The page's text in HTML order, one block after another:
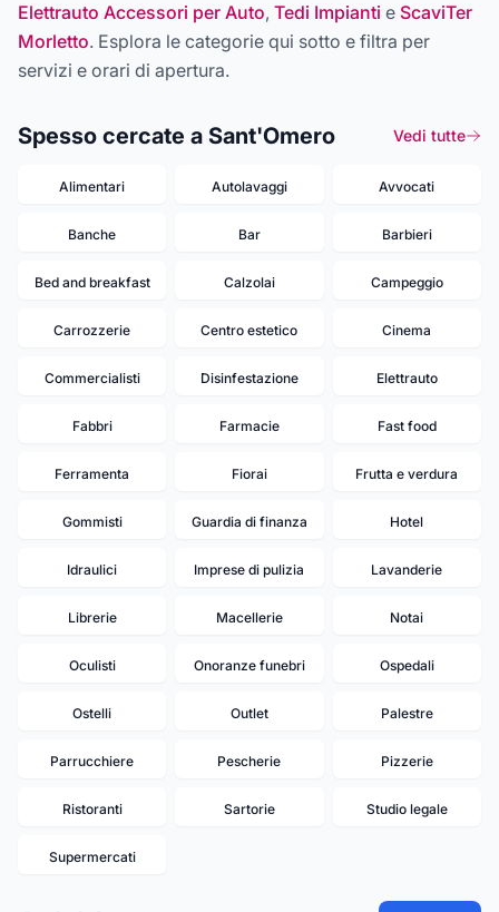
Elettrauto Accessori per Auto, Tedi Impianti e ScaviTer
Morletto. Esplora le categorie qui sotto e filtra per
servizi e orari di apertura.
Spesso cercate a Sant'Omero Vedi tutte
Alimentari Autolavaggi Avvocati
Banche Bar Barbieri
Bed and breakfast Calzolai Campeggio
Carrozzerie Centro estetico Cinema
Commercialisti Disinfestazione Elettrauto
Fabbri Farmacie Fast food
Ferramenta Fiorai Frutta e verdura
Gommisti Guardia di finanza Hotel
Idraulici Imprese di pulizia Lavanderie
Librerie Macellerie Notai
Oculisti Onoranze funebri Ospedali
Ostelli Outlet Palestre
Parrucchiere Pescherie Pizzerie
Ristoranti Sartorie Studio legale
Supermercati